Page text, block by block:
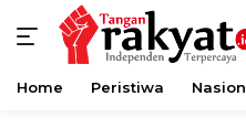
Langsung
Home Peristiwa